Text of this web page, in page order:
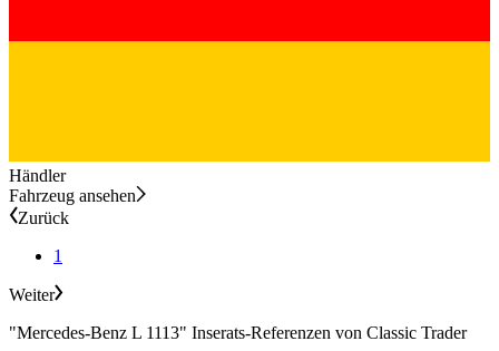
Händler
Fahrzeug ansehen
Zurück
1
Weiter
"Mercedes-Benz L 1113" Inserats-Referenzen von Classic Trader